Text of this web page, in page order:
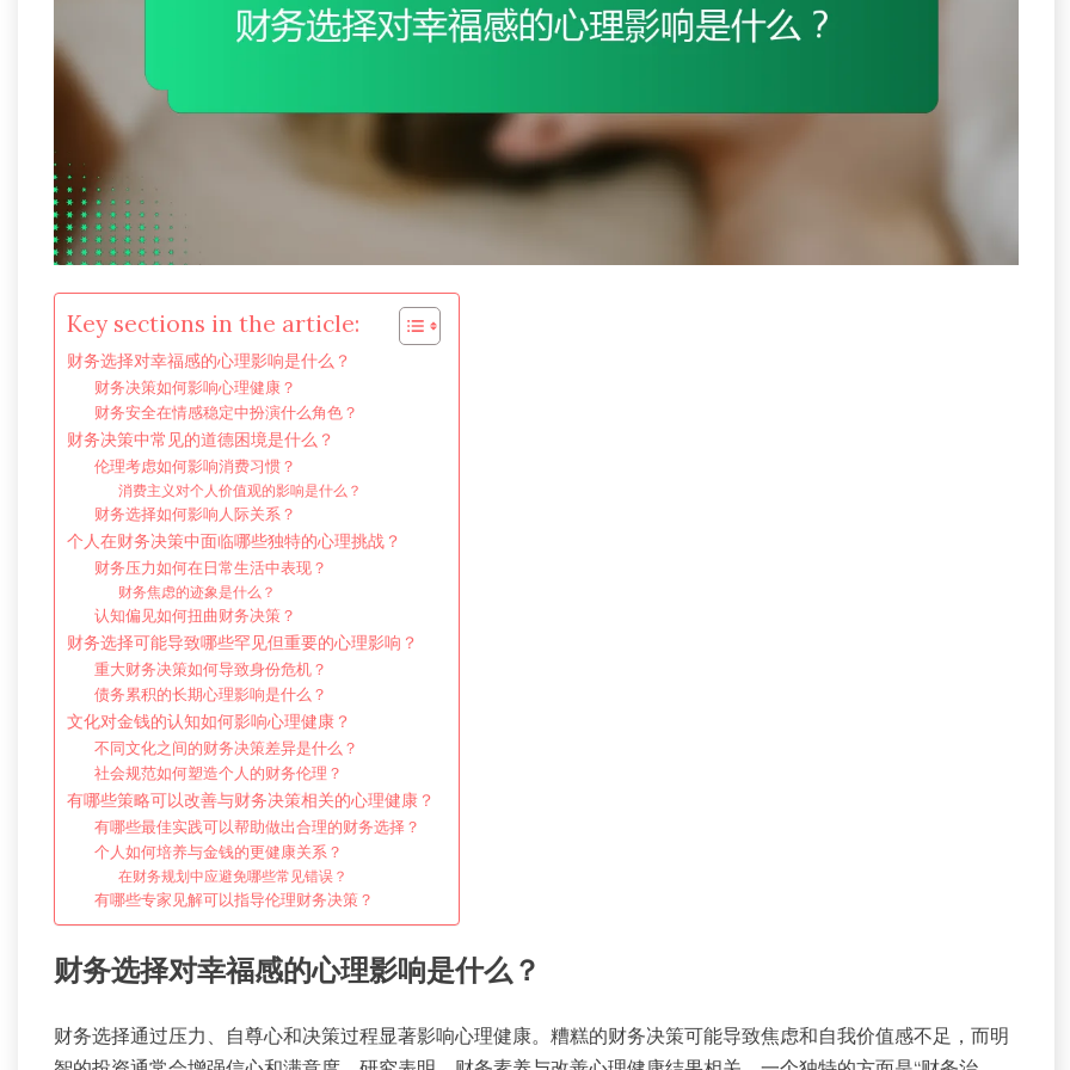
Key sections in the article:
财务选择对幸福感的心理影响是什么？
财务决策如何影响心理健康？
财务安全在情感稳定中扮演什么角色？
财务决策中常见的道德困境是什么？
伦理考虑如何影响消费习惯？
消费主义对个人价值观的影响是什么？
财务选择如何影响人际关系？
个人在财务决策中面临哪些独特的心理挑战？
财务压力如何在日常生活中表现？
财务焦虑的迹象是什么？
认知偏见如何扭曲财务决策？
财务选择可能导致哪些罕见但重要的心理影响？
重大财务决策如何导致身份危机？
债务累积的长期心理影响是什么？
文化对金钱的认知如何影响心理健康？
不同文化之间的财务决策差异是什么？
社会规范如何塑造个人的财务伦理？
有哪些策略可以改善与财务决策相关的心理健康？
有哪些最佳实践可以帮助做出合理的财务选择？
个人如何培养与金钱的更健康关系？
在财务规划中应避免哪些常见错误？
有哪些专家见解可以指导伦理财务决策？
财务选择对幸福感的心理影响是什么？
财务选择通过压力、自尊心和决策过程显著影响心理健康。糟糕的财务决策可能导致焦虑和自我价值感不足，而明